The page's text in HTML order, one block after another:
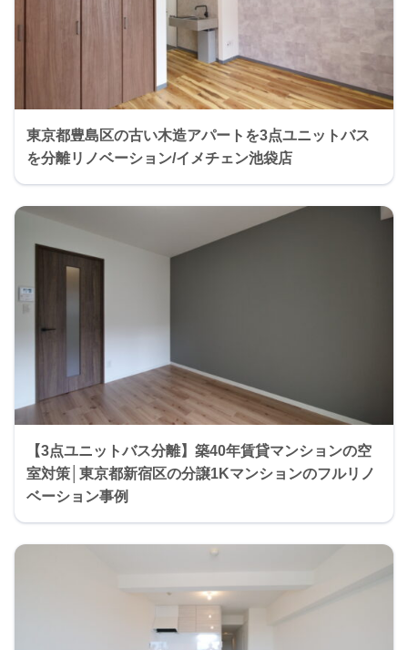
東京都豊島区の古い木造アパートを3点ユニットバス
を分離リノベーション/イメチェン池袋店
【3点ユニットバス分離】築40年賃貸マンションの空
室対策│東京都新宿区の分譲1Kマンションのフルリノ
ベーション事例